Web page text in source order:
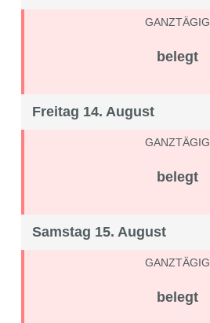
GANZTÄGIG
belegt
Freitag 14. August
GANZTÄGIG
belegt
Samstag 15. August
GANZTÄGIG
belegt